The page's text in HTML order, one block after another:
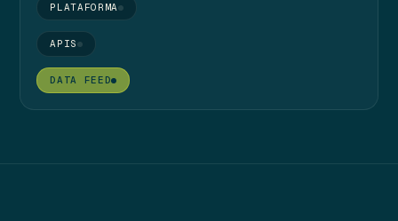
●
●
●